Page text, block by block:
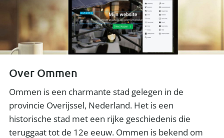
Over Ommen
Ommen is een charmante stad gelegen in de
provincie Overijssel, Nederland. Het is een
historische stad met een rijke geschiedenis die
teruggaat tot de 12e eeuw. Ommen is bekend om